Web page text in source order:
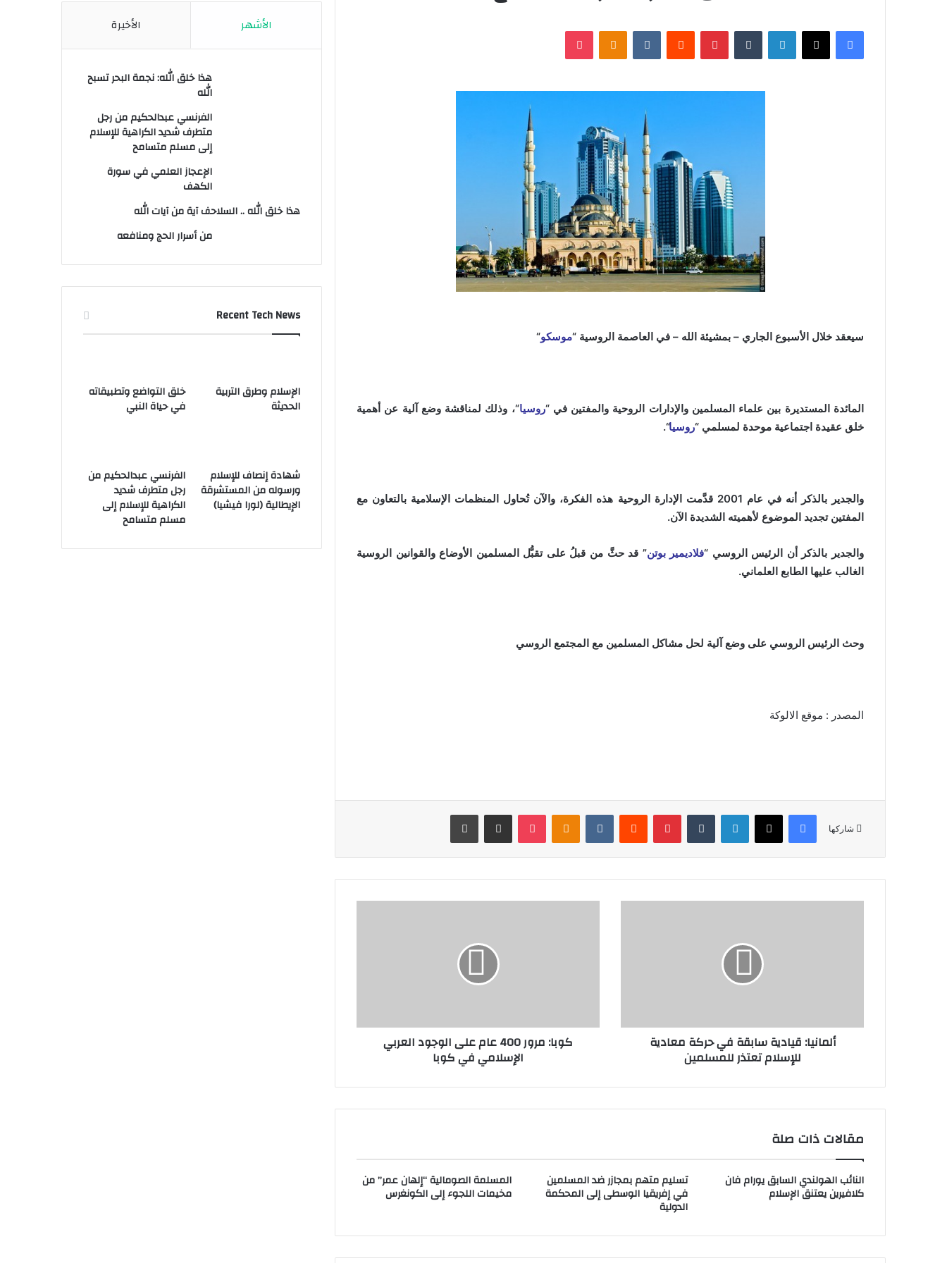
فيسبوك لينكدإن بينتيريست
سيعقد خلال الأسبوع الجاري – بمشيئة الله – في العاصمة الروسية “موسكو“
المائدة المستديرة بين علماء المسلمين والإدارات الروحية والمفتين في “روسيا“، وذلك لمناقشة وضع آلية عن أهمية
خلق عقيدة اجتماعية موحدة لمسلمي “روسيا“.
والجدير بالذكر أنه في عام 2001 قدَّمت الإدارة الروحية هذه الفكرة، والآن تُحاول المنظمات الإسلامية بالتعاون مع
المفتين تجديد الموضوع لأهميته الشديدة الآن.
والجدير بالذكر أن الرئيس الروسي “فلاديمير بوتن” قد حثَّ من قبلُ على تقبُّل المسلمين الأوضاع والقوانين الروسية
الغالب عليها الطابع العلماني.
وحث الرئيس الروسي على وضع آلية لحل مشاكل المسلمين مع المجتمع الروسي
المصدر : موقع الالوكة
شاركها
فيسبوك لينكدإن بينتيريست بوكيت
ألمانيا: قيادية سابقة في حركة معادية
للإسلام تعتذر للمسلمين
كوبا: مرور 400 عام على الوجود العربي
الإسلامي في كوبا
مقالات ذات صلة
النائب الهولندي السابق يورام فان
كلافيرين يعتنق الإسلام
تسليم متهم بمجازر ضد المسلمين
في إفريقيا الوسطى إلى المحكمة
الدولية
المسلمة الصومالية “إلهان عمر” من
مخيمات اللجوء إلى الكونغرس
الأشهر الأخيرة
هذا خلق الله: نجمة البحر تسبح
الله
الفرنسي عبدالحكيم من رجل
متطرف شديد الكراهية للإسلام
إلى مسلم متسامح
الإعجاز العلمي في سورة
الكهف
هذا خلق الله .. السلاحف آية من آيات الله
من أسرار الحج ومنافعه
Recent Tech News
الإسلام وطرق التربية
الحديثة
خلق التواضع وتطبيقاته
في حياة النبي
شهادة إنصاف للإسلام
ورسوله من المستشرقة
الإيطالية (لورا فيشيا)
الفرنسي عبدالحكيم من
رجل متطرف شديد
الكراهية للإسلام إلى
مسلم متسامح